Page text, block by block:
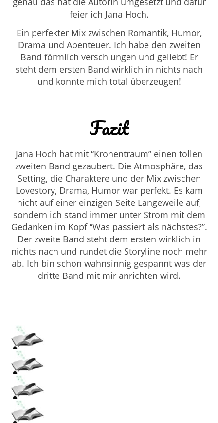
feier ich Jana Hoch.
Ein perfekter Mix zwischen Romantik, Humor,
Drama und Abenteuer. Ich habe den zweiten
Band förmlich verschlungen und geliebt! Er
steht dem ersten Band wirklich in nichts nach
und konnte mich total überzeugen!
Fazit
Jana Hoch hat mit “Kronentraum” einen tollen
zweiten Band gezaubert. Die Atmosphäre, das
Setting, die Charaktere und der Mix zwischen
Lovestory, Drama, Humor war perfekt. Es kam
nicht auf einer einzigen Seite Langeweile auf,
sondern ich stand immer unter Strom mit dem
Gedanken im Kopf “Was passiert als nächstes?”.
Der zweite Band steht dem ersten wirklich in
nichts nach und rundet die Storyline noch mehr
ab. Ich bin schon wahnsinnig gespannt was der
dritte Band mit mir anrichten wird.